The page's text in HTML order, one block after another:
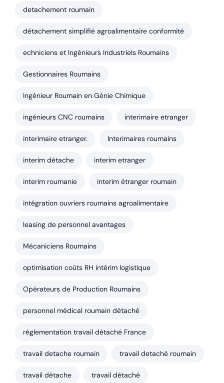
detachement roumain
détachement simplifié agroalimentaire conformité
echniciens et Ingénieurs Industriels Roumains
Gestionnaires Roumains
Ingénieur Roumain en Génie Chimique
ingénieurs CNC roumains interimaire etranger
interimaire etranger. Interimaires roumains
interim détache interim etranger
interim roumanie interim étranger roumain
intégration ouvriers roumains agroalimentaire
leasing de personnel avantages
Mécaniciens Roumains
optimisation coûts RH intérim logistique
Opérateurs de Production Roumains
personnel médical roumain détaché
réglementation travail détaché France
travail detache roumain travail detaché roumain
travail détache travail détaché